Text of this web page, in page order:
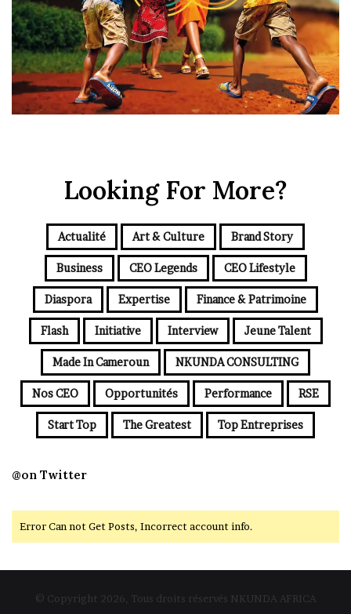
Looking For More?
Actualité Art & Culture Brand Story
Business CEO Legends CEO Lifestyle
Diaspora Expertise Finance & Patrimoine
Flash Initiative Interview Jeune Talent
Made In Cameroun NKUNDA CONSULTING
Nos CEO Opportunités Performance RSE
Start Top The Greatest Top Entreprises
@on Twitter
Error Can not Get Posts, Incorrect account info.
© Copyright 2026, Tous droits réservés NKUNDA AFRICA